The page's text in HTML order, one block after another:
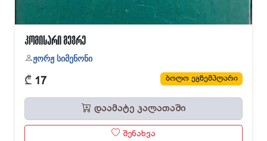
კომისარი მეგრე
ჟორჟ სიმენონი
₾ 17 ბოლო ეგზემპლარი
დაამატე კალათაში
შენახვა